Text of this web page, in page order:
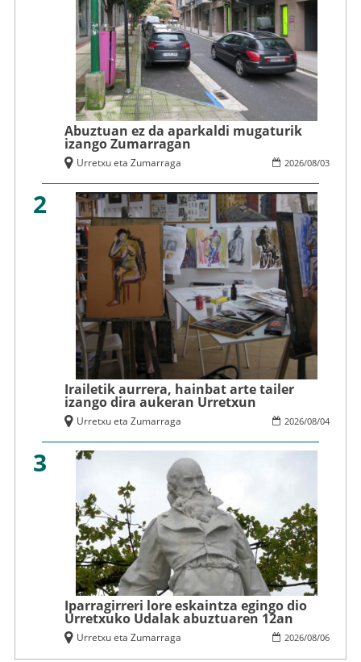
Abuztuan ez da aparkaldi mugaturik
izango Zumarragan
2026/08/03
Urretxu eta Zumarraga
2
Irailetik aurrera, hainbat arte tailer
izango dira aukeran Urretxun
2026/08/04
Urretxu eta Zumarraga
3
Iparragirreri lore eskaintza egingo dio
Urretxuko Udalak abuztuaren 12an
2026/08/06
Urretxu eta Zumarraga